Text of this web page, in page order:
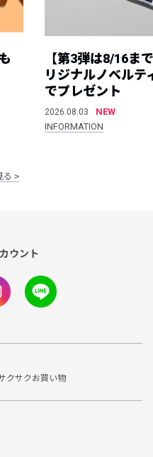
【第3弾は8/16ま
リジナルノベルテ
でプレゼント
2026.08.03
NEW
INFORMATION
る
ウント
クサクお買い物